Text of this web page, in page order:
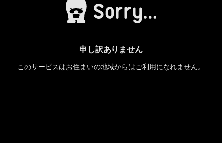
申し訳ありません
このサービスはお住まいの地域からはご利用になれません。